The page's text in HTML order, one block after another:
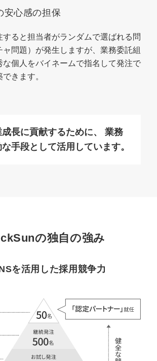
安心感の担保
すると担当者がランダムで選ばれる問
ャ問題）が発生しますが、業務委託組
な個人をバイネームで指名して発注で
きます。
長に貢献するために、
業務
手段として活用しています。
の独自の強み
を活用した採用競争力